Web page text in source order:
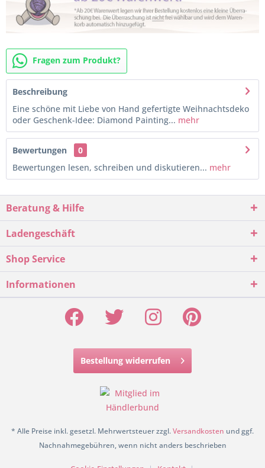
Fragen zum Produkt?
Beschreibung
Eine schöne mit Liebe von Hand gefertigte Weihnachtsdeko
oder Geschenk-Idee: Diamond Painting... mehr
Bewertungen
0
Bewertungen lesen, schreiben und diskutieren... mehr
Beratung & Hilfe
Ladengeschäft
Shop Service
Informationen
Bestellung widerrufen
* Alle Preise inkl. gesetzl. Mehrwertsteuer zzgl.Versandkosten und ggf.
Nachnahmegebühren, wenn nicht anders beschrieben